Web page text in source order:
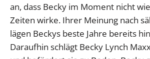
an, dass Becky im Moment nicht
Zeiten wirke. Ihrer Meinung nach
lägen Beckys beste Jahre bereits
Daraufhin schlägt Becky Lynch